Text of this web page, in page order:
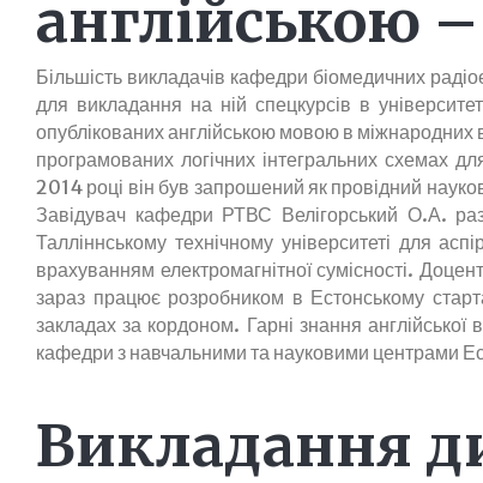
англійською
Більшість викладачів кафедри біомедичних
для викладання на ній спецкурсів в
опублікованих англійською мовою в
програмованих логічних інтегральних схемах
2014 році він був запрошений як провідний
Завідувач кафедри РТВС Велігорський О.А.
Талліннському технічному університеті для
врахуванням електромагнітної сумісності.
зараз працює розробником в Естонському
закладах за кордоном. Гарні знання
кафедри з навчальними та науковими центрами
Викладання